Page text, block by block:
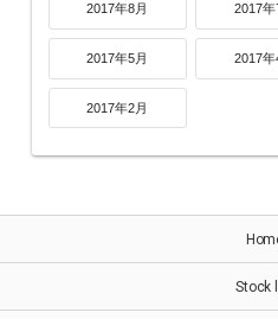
2017年8月 2017年
2017年5月 2017年
2017年2月
Stock